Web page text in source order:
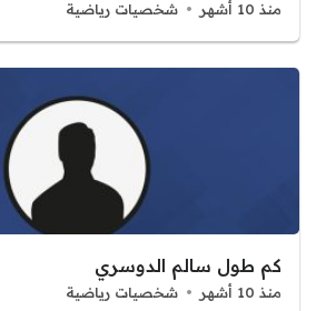
منذ 10 أشهر شخصيات رياضية
كم طول سالم الدوسري
منذ 10 أشهر شخصيات رياضية